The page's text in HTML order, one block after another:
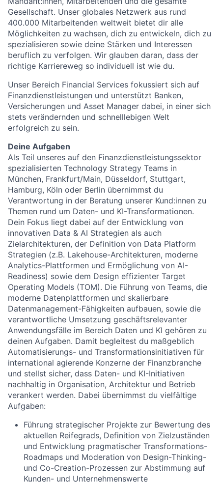
Gesellschaft. Unser globales Netzwerk aus rund
400.000 Mitarbeitenden weltweit bietet dir alle
Möglichkeiten zu wachsen, dich zu entwickeln, dich zu
spezialisieren sowie deine Stärken und Interessen
beruflich zu verfolgen. Wir glauben daran, dass der
richtige Karriereweg so individuell ist wie du.
Unser Bereich Financial Services fokussiert sich auf
Finanzdienstleistungen und unterstützt Banken,
Versicherungen und Asset Manager dabei, in einer sich
stets verändernden und schnelllebigen Welt
erfolgreich zu sein.
Deine Aufgaben
Als Teil unseres auf den Finanzdienstleistungssektor
spezialisierten Technology Strategy Teams in
München, Frankfurt/Main, Düsseldorf, Stuttgart,
Hamburg, Köln oder Berlin übernimmst du
Verantwortung in der Beratung unserer Kund:innen zu
Themen rund um Daten- und KI-Transformationen.
Dein Fokus liegt dabei auf der Entwicklung von
innovativen Data & AI Strategien als auch
Zielarchitekturen, der Definition von Data Platform
Strategien (z.B. Lakehouse-Architekturen, moderne
Analytics-Plattformen und Ermöglichung von AI-
Readiness) sowie dem Design effizienter Target
Operating Models (TOM). Die Führung von Teams, die
moderne Datenplattformen und skalierbare
Datenmanagement-Fähigkeiten aufbauen, sowie die
verantwortliche Umsetzung geschäftsrelevanter
Anwendungsfälle im Bereich Daten und KI gehören zu
deinen Aufgaben. Damit begleitest du maßgeblich
Automatisierungs- und Transformationsinitiativen für
international agierende Konzerne der Finanzbranche
und stellst sicher, dass Daten- und KI-Initiativen
nachhaltig in Organisation, Architektur und Betrieb
verankert werden. Dabei übernimmst du vielfältige
Aufgaben:
Führung strategischer Projekte zur Bewertung des
aktuellen Reifegrads, Definition von Zielzuständen
und Entwicklung pragmatischer Transformations-
Roadmaps und Moderation von Design-Thinking-
und Co-Creation-Prozessen zur Abstimmung auf
Kunden- und Unternehmenswerte